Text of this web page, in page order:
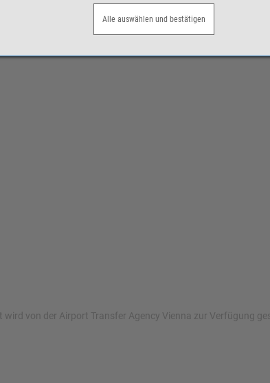
von der Airport Transfer Agency Vienna zur Verfügung
Alle auswählen und bestätigen